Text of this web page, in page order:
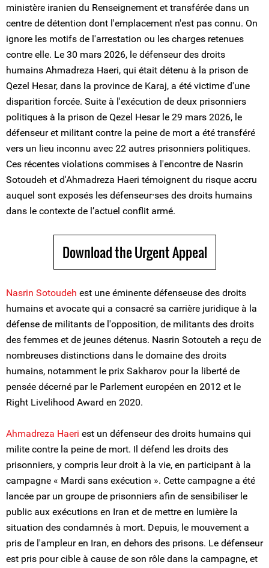
ministère iranien du Renseignement et transférée dans un
centre de détention dont l'emplacement n'est pas connu. On
ignore les motifs de l'arrestation ou les charges retenues
contre elle. Le 30 mars 2026, le défenseur des droits
humains Ahmadreza Haeri, qui était détenu à la prison de
Qezel Hesar, dans la province de Karaj, a été victime d'une
disparition forcée. Suite à l'exécution de deux prisonniers
politiques à la prison de Qezel Hesar le 29 mars 2026, le
défenseur et militant contre la peine de mort a été transféré
vers un lieu inconnu avec 22 autres prisonniers politiques.
Ces récentes violations commises à l'encontre de Nasrin
Sotoudeh et d'Ahmadreza Haeri témoignent du risque accru
auquel sont exposés les défenseur⸱ses des droits humains
dans le contexte de l’actuel conflit armé.
Download the Urgent Appeal
Nasrin Sotoudeh est une éminente défenseuse des droits
humains et avocate qui a consacré sa carrière juridique à la
défense de militants de l'opposition, de militants des droits
des femmes et de jeunes détenus. Nasrin Sotouteh a reçu de
nombreuses distinctions dans le domaine des droits
humains, notamment le prix Sakharov pour la liberté de
pensée décerné par le Parlement européen en 2012 et le
Right Livelihood Award en 2020.
Ahmadreza Haeri est un défenseur des droits humains qui
milite contre la peine de mort. Il défend les droits des
prisonniers, y compris leur droit à la vie, en participant à la
campagne « Mardi sans exécution ». Cette campagne a été
lancée par un groupe de prisonniers afin de sensibiliser le
public aux exécutions en Iran et de mettre en lumière la
situation des condamnés à mort. Depuis, le mouvement a
pris de l'ampleur en Iran, en dehors des prisons. Le défenseur
est pris pour cible à cause de son rôle dans la campagne, et